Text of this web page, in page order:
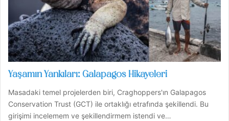
Yaşamın Yankıları: Galapagos Hikayeleri
Masadaki temel projelerden biri, Craghoppers'ın Galapagos
Conservation Trust (GCT) ile ortaklığı etrafında şekillendi. Bu
girişimi incelemem ve şekillendirmem istendi ve…